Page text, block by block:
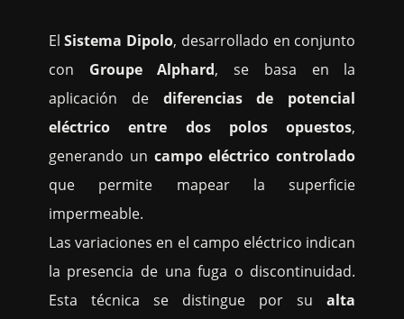
ElSistema Dipolo, desarrollado en conjunto
con Groupe Alphard, se basa en la
aplicación de diferencias de potencial
eléctrico entre dos polos opuestos,
generando un campo eléctrico controlado
que permite mapear la superficie
impermeable.
Las variaciones en el campo eléctrico indican
la presencia de una fuga o discontinuidad.
Esta técnica se distingue por sualta